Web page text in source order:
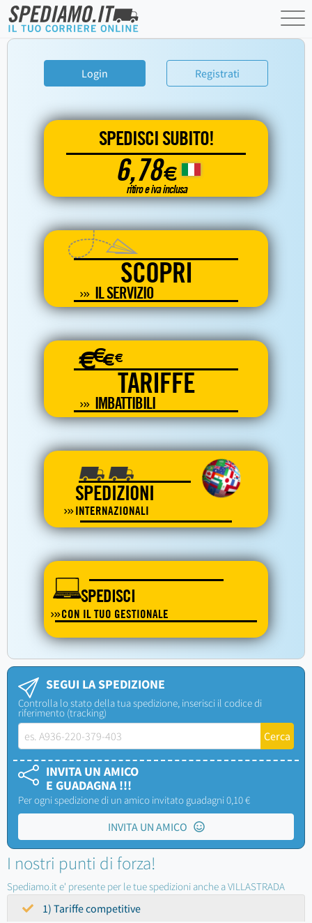
Login Registrati
SPEDISCI SUBITO!
6,78€
ritiro e iva inclusa
SCOPRI
IL SERVIZIO
€€€€
TARIFFE
IMBATTIBILI
SPEDIZIONI
INTERNAZIONALI
SPEDISCI
CON IL TUO GESTIONALE
SEGUI LA SPEDIZIONE
Controlla lo stato della tua spedizione, inserisci il codice di
riferimento (tracking)
INVITA UN AMICO
E GUADAGNA !!!
Per ogni spedizione di un amico invitato guadagni 0,10 €
INVITA UN AMICO
I nostri punti di forza!
Spediamo.it e' presente per le tue spedizioni anche a VILLASTRADA
1) Tariffe competitive